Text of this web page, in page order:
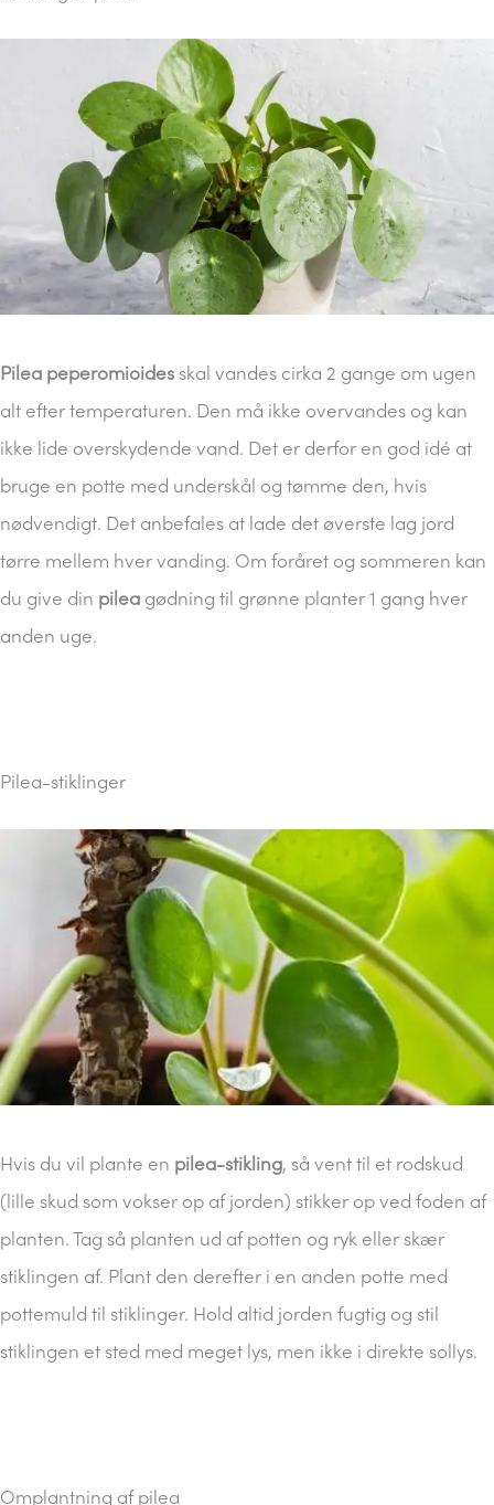
Pilea peperomioides skal vandes cirka 2 gange om ugen
alt efter temperaturen. Den må ikke overvandes og kan
ikke lide overskydende vand. Det er derfor en god idé at
bruge en potte med underskål og tømme den, hvis
nødvendigt. Det anbefales at lade det øverste lag jord
tørre mellem hver vanding. Om foråret og sommeren kan
du give din pilea gødning til grønne planter 1 gang hver
anden uge.
Pilea-stiklinger
Hvis du vil plante en pilea-stikling, så vent til et rodskud
(lille skud som vokser op af jorden) stikker op ved foden af
planten. Tag så planten ud af potten og ryk eller skær
stiklingen af. Plant den derefter i en anden potte med
pottemuld til stiklinger. Hold altid jorden fugtig og stil
stiklingen et sted med meget lys, men ikke i direkte sollys.
Omplantning af pilea